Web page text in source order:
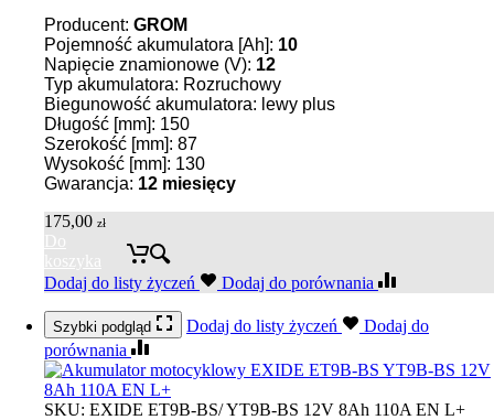
Producent: GROM
Pojemność akumulatora [Ah]: 10
Napięcie znamionowe (V): 12
Typ akumulatora: Rozruchowy
Biegunowość akumulatora: lewy plus
Długość [mm]: 150
Szerokość [mm]: 87
Wysokość [mm]: 130
Gwarancja: 12 miesięcy
175,00 zł
Do
koszyka
Dodaj do listy życzeń
Dodaj do porównania
Szybki podgląd Dodaj do listy życzeń
Dodaj do
porównania
SKU: EXIDE ET9B-BS/ YT9B-BS 12V 8Ah 110A EN L+